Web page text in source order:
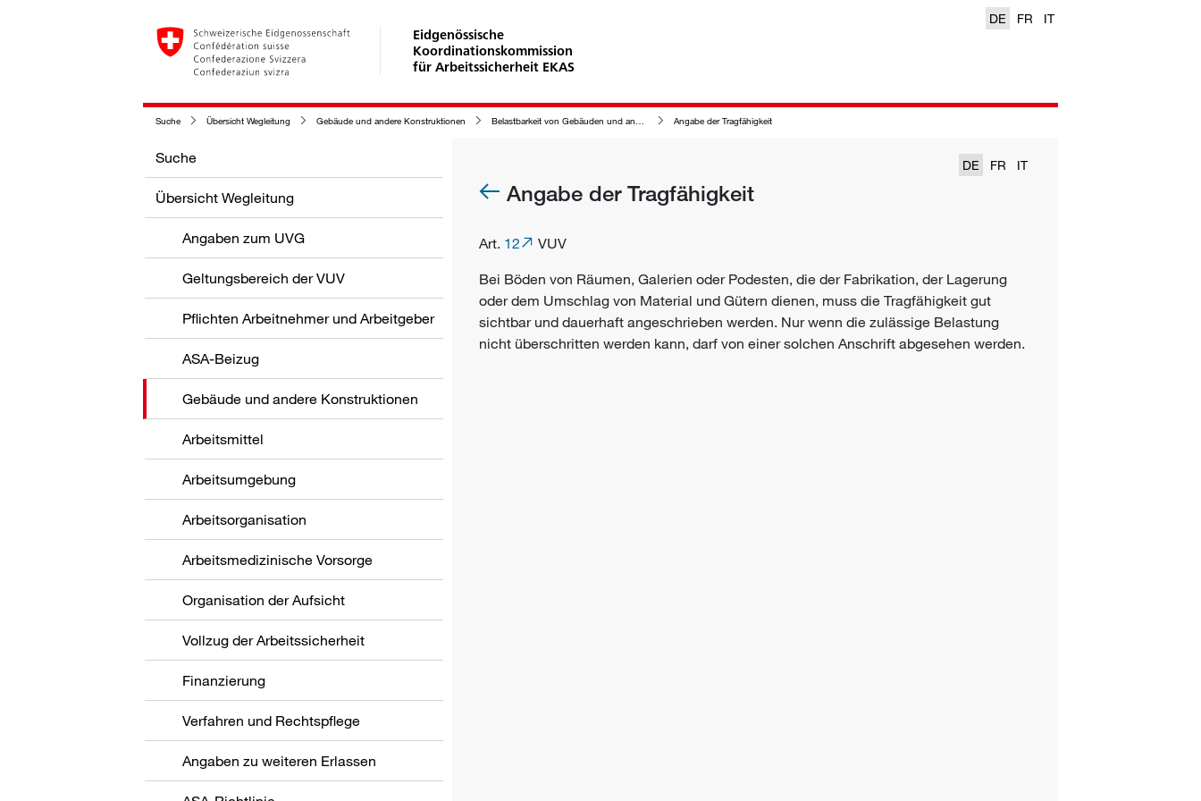
Eidgenössische
Koordinationskommission
für Arbeitssicherheit EKAS
DE FR IT
Suche Übersicht Wegleitung Gebäude und andere Konstruktionen Belastbarkeit von Gebäuden und anderen Konstruktionen Angabe der Tragfähigkeit
Suche
Übersicht Wegleitung
Angaben zum UVG
Geltungsbereich der VUV
Pflichten Arbeitnehmer und Arbeitgeber
ASA-Beizug
Gebäude und andere Konstruktionen
Arbeitsmittel
Arbeitsumgebung
Arbeitsorganisation
Arbeitsmedizinische Vorsorge
Organisation der Aufsicht
Vollzug der Arbeitssicherheit
Finanzierung
Verfahren und Rechtspflege
Angaben zu weiteren Erlassen
DE FR IT
Angabe der Tragfähigkeit
Art. 12
VUV
Bei Böden von Räumen, Galerien oder Podesten, die der Fabrikation, der Lagerung
oder dem Umschlag von Material und Gütern dienen, muss die Tragfähigkeit gut
sichtbar und dauerhaft angeschrieben werden. Nur wenn die zulässige Belastung
nicht überschritten werden kann, darf von einer solchen Anschrift abgesehen werden.